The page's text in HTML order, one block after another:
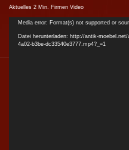
Aktuelles 2 Min. Firmen Video
Video-
Player
Media error: Format(s) not supported or
Datei herunterladen: http://antik-
4a02-b3be-dc33540e3777.mp4?_=1